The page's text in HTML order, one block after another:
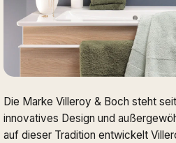
Die Marke Villeroy & Boch steht
innovatives Design und
auf dieser Tradition entwickelt